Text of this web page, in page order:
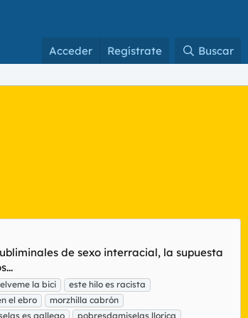
Acceder Regístrate Buscar
de sexo interracial, la supuesta
la bici
este hilo es racista
el ebro
morzhilla cabrón
es gallego
pobresdamiselas llorica